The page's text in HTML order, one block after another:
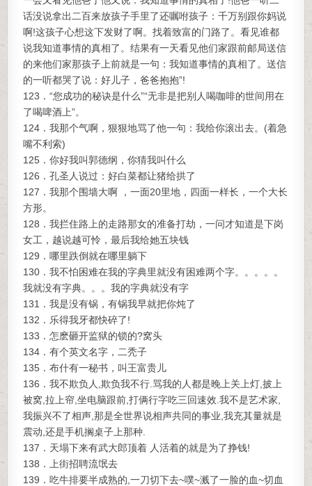
话没说拿出二百来放孩子手里了还嘱咐孩子：千万别跟你妈说
啊!这孩子心想这下发财了啊。找着致富的门路了。看见谁都
说我知道事情的真相了。结果有一天看见他们家跟前邮局送信
的来他们家那孩子上前就是一句：我知道事情的真相了。送信
的一听都哭了说：好儿子，爸爸抱抱”!
123．“您成功的秘诀是什么”“无非是把别人喝咖啡的世间用在
了喝啤酒上”。
124．我那个气啊，狠狠地骂了他一句：我给你滚出去。(着急
嘴不利索)
125．你好我叫郭德纲，你猜我叫什么
126．孔圣人说过：好白菜都让猪给拱了
127．我那个围墙大啊 ，一面20里地，四面一样长，一个大长
方形。
128．我拦住路上的走路那女的准备打劫，一问才知道是下岗
女工，越说越可怜，最后我给她五块钱
129．哪里跌倒就在哪里躺下
130．我不怕困难在我的字典里就没有困难两个字。。。。。
我就没有字典。。。我的字典就没有字
131．我是没有锅，有锅我早就把你炖了
132．乐得我牙都快碎了!
133．怎麽砸开监狱的锁的?窝头
134．有个英文名字，二秃子
135．布什有一秘书，叫王富贵儿
136．我不欺负人,欺负我不行.骂我的人都是晚上关上灯,披上
被窝,拉上帘,坐电脑跟前,打俩行字吃三回速效.我不是艺术家,
我振兴不了相声,那是全世界说相声共同的事业,我充其量就是
震动,还是手机搁桌子上那种.
137．天塌下来有武大郎顶着 人活着的就是为了挣钱!
138．上街招聘流氓去
139．吃牛排要半成熟的,一刀切下去~噗~溅了一脸的血~切血